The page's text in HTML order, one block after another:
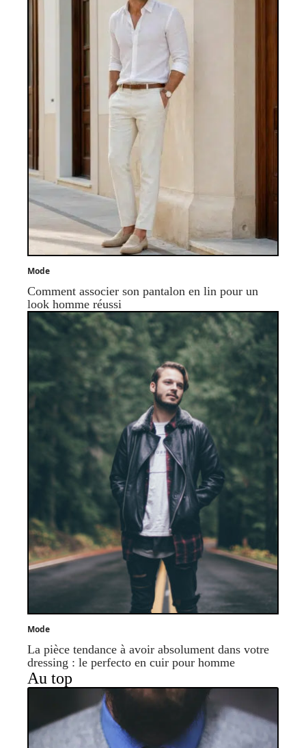
Mode
Comment associer son pantalon en lin pour un
look homme réussi
Mode
La pièce tendance à avoir absolument dans votre
dressing : le perfecto en cuir pour homme
Au top